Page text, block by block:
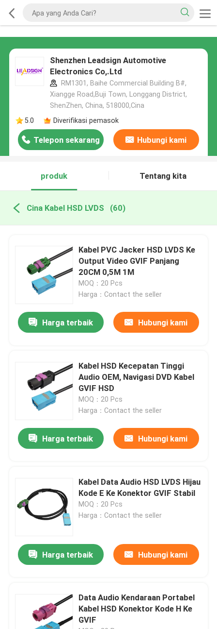
Shenzhen Leadsign Automotive
Electronics Co,.Ltd
RM1301, Baihe Commercial Building B#,
Xiangge Road,Buji Town, Longgang District,
ShenZhen, China, 518000,Cina
5.0
Diverifikasi pemasok
Telepon sekarang Hubungi kami
produk Tentang kita
Cina Kabel HSD LVDS (60)
Kabel PVC Jacker HSD LVDS Ke
Output Video GVIF Panjang
20CM 0,5M 1M
MOQ：20 Pcs
Harga：Contact the seller
Harga terbaik Hubungi kami
Kabel HSD Kecepatan Tinggi
Audio OEM, Navigasi DVD Kabel
GVIF HSD
MOQ：20 Pcs
Harga：Contact the seller
Harga terbaik Hubungi kami
Kabel Data Audio HSD LVDS Hijau
Kode E Ke Konektor GVIF Stabil
MOQ：20 Pcs
Harga：Contact the seller
Harga terbaik Hubungi kami
Data Audio Kendaraan Portabel
Kabel HSD Konektor Kode H Ke
GVIF